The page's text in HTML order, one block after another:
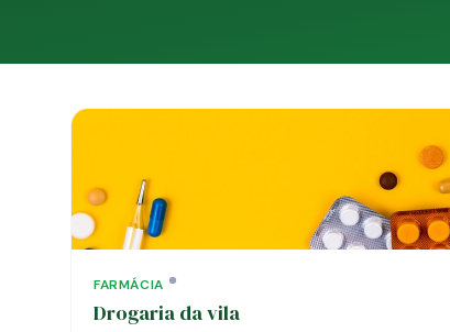
FARMÁCIA
Drogaria da vila